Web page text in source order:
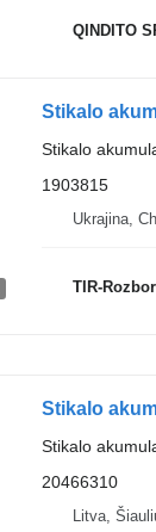
QINDITO
Stikalo
1903815
Ukrajina,
TIR-
Stikalo
Stikalo
20466310
Litva,